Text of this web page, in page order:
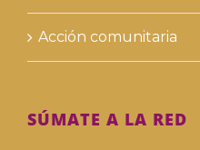
Acción comunitaria
SÚMATE A LA RED